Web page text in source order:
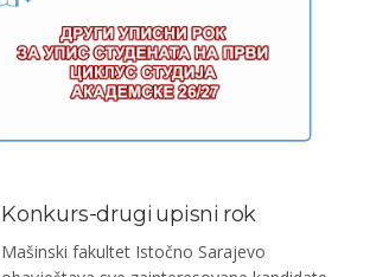
Konkurs-drugi upisni rok
Mašinski fakultet Istočno Sarajevo